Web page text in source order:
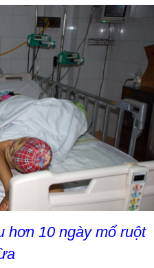
hơn 10 ngày mổ ruột